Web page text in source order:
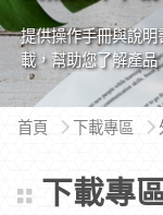
提供操作手冊與說
載，幫助您了解產品
首頁 下載專區
下載專